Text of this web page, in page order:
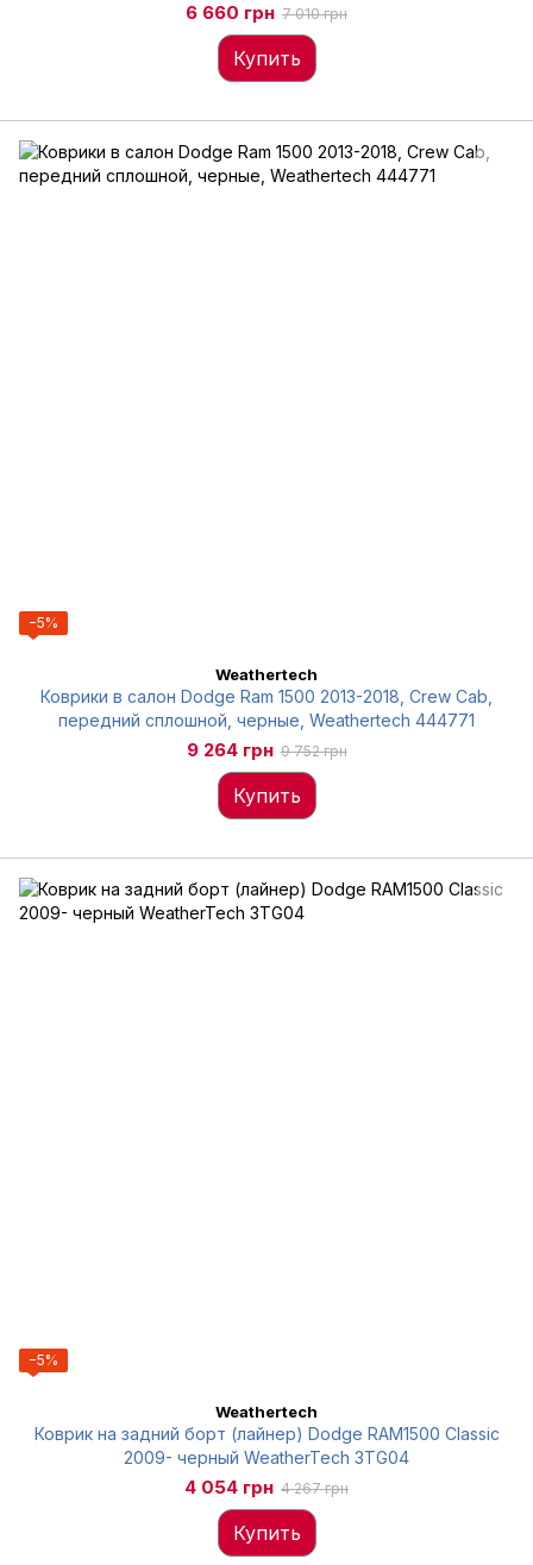
6 660 грн 7 010 грн
Купить
−5%
Weathertech
Коврики в салон Dodge Ram 1500 2013-2018, Crew Cab,
передний сплошной, черные, Weathertech 444771
9 264 грн 9 752 грн
Купить
−5%
Weathertech
Коврик на задний борт (лайнер) Dodge RAM1500 Classic
2009- черный WeatherTech 3TG04
4 054 грн 4 267 грн
Купить